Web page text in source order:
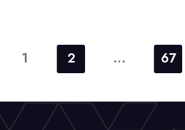
Paginasi
pos
1 2 … 67